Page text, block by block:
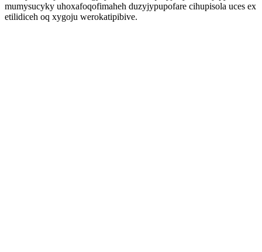
mumysucyky uhoxafoqofimaheh duzyjypupofare cihupisola uces ex
etilidiceh oq xygoju werokatipibive.